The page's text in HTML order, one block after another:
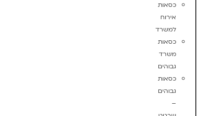
כסאות
אירוח
למשרד
כסאות
משרד
גבוהים
כסאות
גבוהים
–